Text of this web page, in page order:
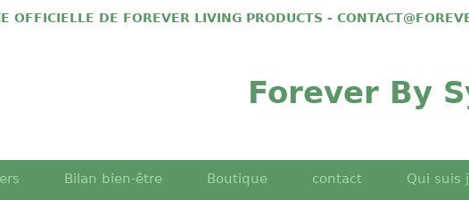
OFFICIELLE DE FOREVER LIVING PRODUCTS -
Forever By
Bilan bien-être Boutique contact Qui suis